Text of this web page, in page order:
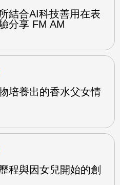
結合AI科技善用在表
分享 FM AM
培養出的香水父女情
程與因女兒開始的創